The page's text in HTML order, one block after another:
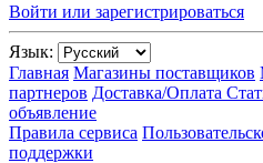
Войти или зарегистрироваться
Язык:
Главная Магазины поставщиков
партнеров Доставка/Оплата
объявление
Правила сервиса
поддержки